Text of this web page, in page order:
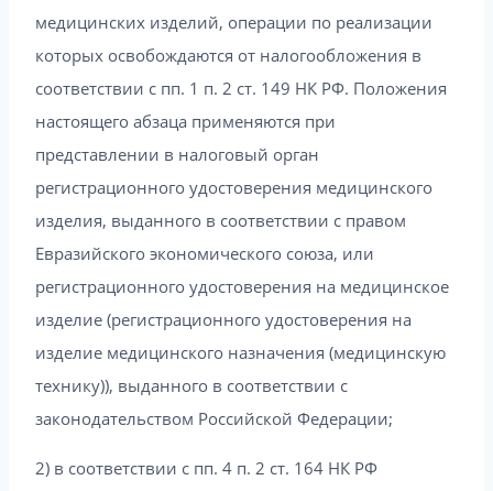
медицинских изделий, операции по реализации
которых освобождаются от налогообложения в
соответствии с пп. 1 п. 2 ст. 149 НК РФ. Положения
настоящего абзаца применяются при
представлении в налоговый орган
регистрационного удостоверения медицинского
изделия, выданного в соответствии с правом
Евразийского экономического союза, или
регистрационного удостоверения на медицинское
изделие (регистрационного удостоверения на
изделие медицинского назначения (медицинскую
технику)), выданного в соответствии с
законодательством Российской Федерации;
2) в соответствии с пп. 4 п. 2 ст. 164 НК РФ